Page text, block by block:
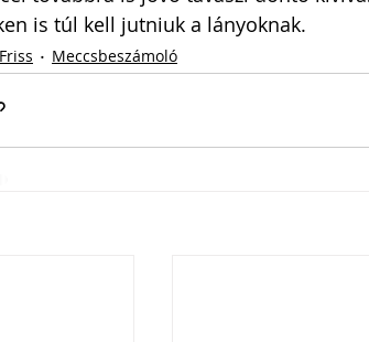
is túl kell jutniuk a lányoknak.
Friss Meccsbeszámoló